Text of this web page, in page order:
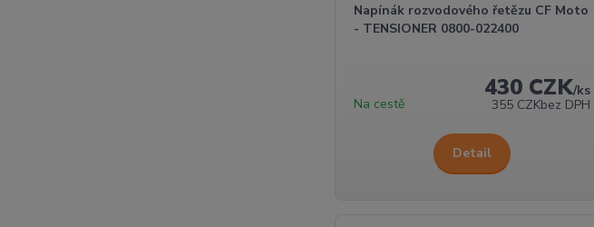
Napínák rozvodového řetězu CF Moto
- TENSIONER 0800-022400
430 CZK/ks
355 CZKbez DPH
Na cestě
Detail